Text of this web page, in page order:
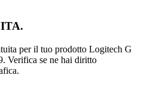
per il tuo prodotto Logitech G
Verifica se ne hai diritto